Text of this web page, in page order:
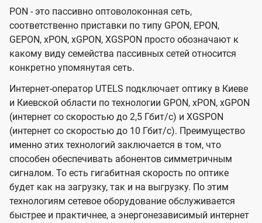
PON - это пассивно оптоволоконная сеть,
соответственно приставки по типу GPON, EPON,
GEPON, xPON, xGPON, XGSPON просто обозначают к
какому виду семейства пассивных сетей относится
конкретно упомянутая сеть.
Интернет-оператор UTELS подключает оптику в Киеве
и Киевской области по технологии GPON, xPON, xGPON
(интернет со скоростью до 2,5 Гбит/с) и XGSPON
(интернет со скоростью до 10 Гбит/с). Преимущество
именно этих технологий заключается в том, что
способен обеспечивать абонентов симметричным
сигналом. То есть гигабитная скорость по оптике
будет как на загрузку, так и на выгрузку. По этим
технологиям сетевое оборудование обслуживается
быстрее и практичнее, а энергонезависимый интернет